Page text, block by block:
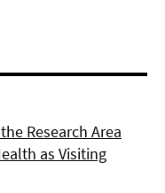
Research Area
as Visiting